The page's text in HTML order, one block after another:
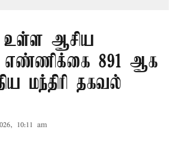
உள்ள ஆசிய
எண்ணிக்கை 891 ஆக
மந்திரி தகவல்
10:11 am